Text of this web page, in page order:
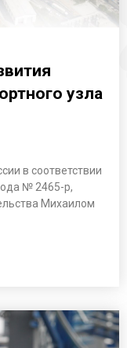
узла
в соответствии
№ 2465-р,
Михаилом